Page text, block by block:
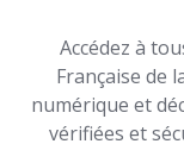
Accédez à
Française de
numérique et
vérifiées et